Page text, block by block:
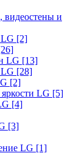
видеостены и
[2]
LG [13]
[28]
[2]
LG [5]
[4]
[3]
LG [1]